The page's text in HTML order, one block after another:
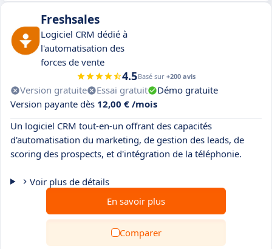
Freshsales
Logiciel CRM dédié à
l'automatisation des
forces de vente
4.5Basé sur +200 avis
Version gratuite Essai gratuit
Démo gratuite
Version payante dès 12,00 € /mois
Un logiciel CRM tout-en-un offrant des capacités
d'automatisation du marketing, de gestion des leads, de
scoring des prospects, et d'intégration de la téléphonie.
Voir plus de détails
En savoir plus
Comparer